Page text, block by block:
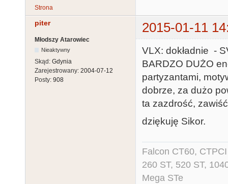
Strona
piter 2015-01-11
Młodszy Atarowiec
Nieaktywny
Skąd: Gdynia
Zarejestrowany: 2004-07-12
Posty: 908
VLX: dokładnie -
BARDZO DUŻO
partyzantami,
dobrze, za dużo
ta zazdrość,
dziękuję Sikor.
Falcon CT60,
260 ST, 520 ST,
Mega STe